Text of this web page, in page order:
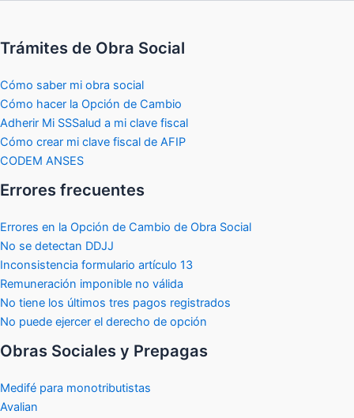
contenido
Trámites de Obra Social
Cómo saber mi obra social
Cómo hacer la Opción de Cambio
Adherir Mi SSSalud a mi clave fiscal
Cómo crear mi clave fiscal de AFIP
CODEM ANSES
Errores frecuentes
Errores en la Opción de Cambio de Obra Social
No se detectan DDJJ
Inconsistencia formulario artículo 13
Remuneración imponible no válida
No tiene los últimos tres pagos registrados
No puede ejercer el derecho de opción
Obras Sociales y Prepagas
Medifé para monotributistas
Avalian